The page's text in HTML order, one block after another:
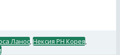
Ланос Нексия РН Корея